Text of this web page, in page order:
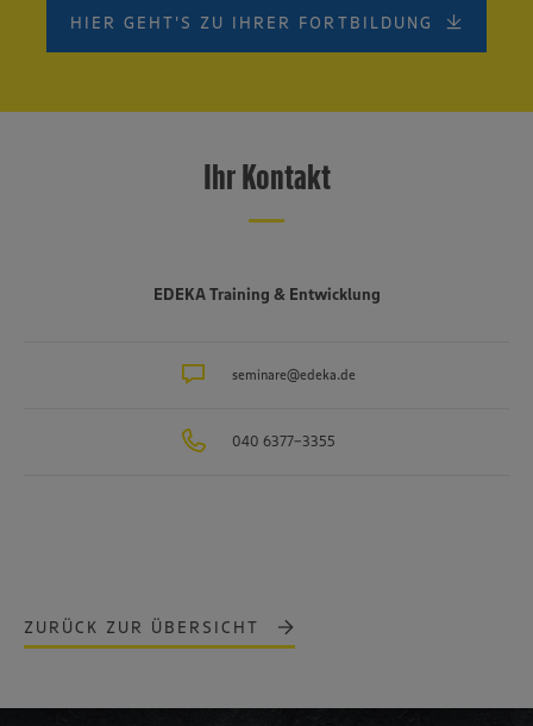
HIER GEHT'S ZU IHRER FORTBILDUNG
Ihr Kontakt
EDEKA Training & Entwicklung
seminare@edeka.de
040 6377-3355
ZURÜCK ZUR ÜBERSICHT